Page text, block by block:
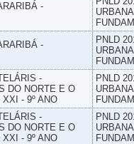
-
-
PNLD
-
DO NORTE E O
- 9º ANO
PNLD
-
DO NORTE E O
- 9º ANO
PNLD